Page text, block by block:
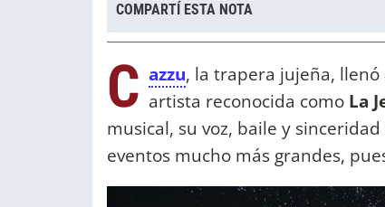
COMPARTÍ ESTA NOTA
C azzu, la trapera jujeña,
artista reconocida como La
musical, su voz, baile y
eventos mucho más grandes,